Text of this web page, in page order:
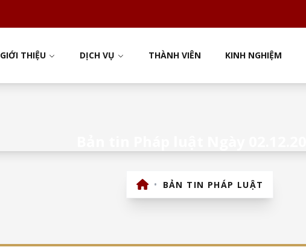
GIỚI THIỆU DỊCH VỤ THÀNH VIÊN KINH NGHIỆM
• BẢN TIN PHÁP LUẬT